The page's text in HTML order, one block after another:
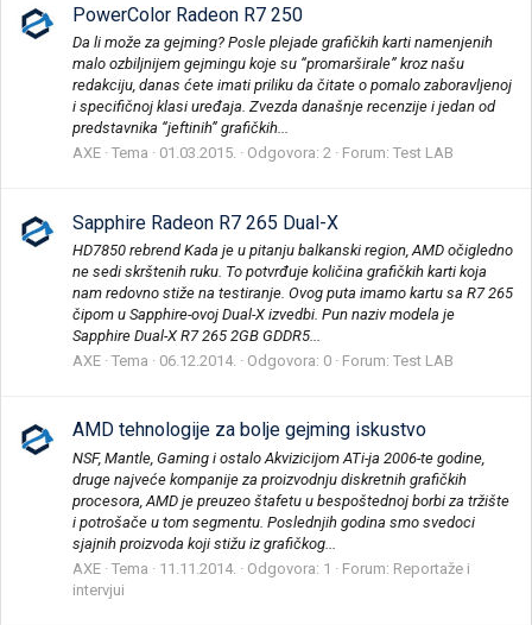
PowerColor Radeon R7 250
Da li može za gejming? Posle plejade grafičkih karti namenjenih
malo ozbiljnijem gejmingu koje su “promarširale” kroz našu
redakciju, danas ćete imati priliku da čitate o pomalo zaboravljenoj
i specifičnoj klasi uređaja. Zvezda današnje recenzije i jedan od
predstavnika “jeftinih” grafičkih...
AXE Tema 01.03.2015. Odgovora: 2 Forum: Test LAB
Sapphire Radeon R7 265 Dual-X
HD7850 rebrend Kada je u pitanju balkanski region, AMD očigledno
ne sedi skrštenih ruku. To potvrđuje količina grafičkih karti koja
nam redovno stiže na testiranje. Ovog puta imamo kartu sa R7 265
čipom u Sapphire-ovoj Dual-X izvedbi. Pun naziv modela je
Sapphire Dual-X R7 265 2GB GDDR5...
AXE Tema 06.12.2014. Odgovora: 0 Forum: Test LAB
AMD tehnologije za bolje gejming iskustvo
NSF, Mantle, Gaming i ostalo Akvizicijom ATi-ja 2006-te godine,
druge najveće kompanije za proizvodnju diskretnih grafičkih
procesora, AMD je preuzeo štafetu u bespoštednoj borbi za tržište
i potrošače u tom segmentu. Poslednjih godina smo svedoci
sjajnih proizvoda koji stižu iz grafičkog...
AXE Tema 11.11.2014. Odgovora: 1 Forum: Reportaže i
intervjui